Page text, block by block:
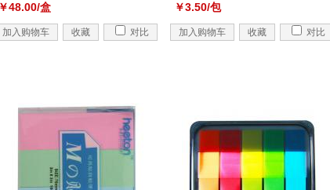
￥48.00/盒
加入购物车 收藏 对比
￥3.50/包
加入购物车 收藏 对比